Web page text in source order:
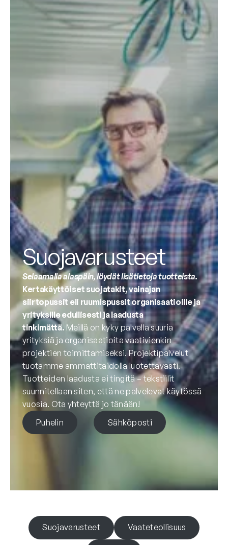
Suojavarusteet
Selaamalla alaspäin, löydät lisätietoja tuotteista.
Kertakäyttöiset suojatakit, vainajan
siirtopussit eli ruumispussit organisaatioille ja
yrityksille edullisesti ja laadusta
tinkimättä. Meillä on kyky palvella suuria
yrityksiä ja organisaatioita vaativienkin
projektien toimittamiseksi. Projektipalvelut
tuotamme ammattitaidolla luotettavasti.
Tuotteiden laadusta ei tingitä – tekstiilit
suunnitellaan siten, että ne palvelevat käytössä
vuosia. Ota yhteyttä jo tänään!
Puhelin
Sähköposti
Suojavarusteet Vaateteollisuus